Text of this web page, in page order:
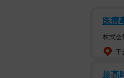
ママが
を乗せ
ト。パ
るなか
医療
株式会
千
最高